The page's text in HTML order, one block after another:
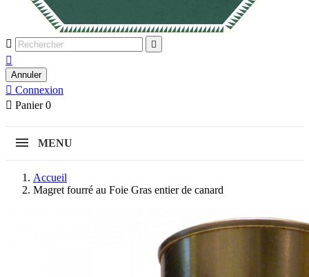
 

Annuler
 Connexion
 Panier 0
MENU
Accueil
Magret fourré au Foie Gras entier de canard